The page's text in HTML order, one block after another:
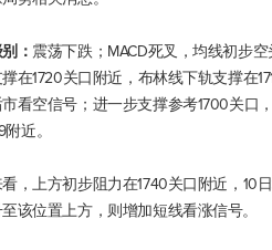
： 震荡下跌；MACD死叉，均线初步
在1720关口附近，布林线下轨支撑在
看空信号；进一步支撑参考1700关口
近。
，上方初步阻力在1740关口附近，10
该位置上方，则增加短线看涨信号。